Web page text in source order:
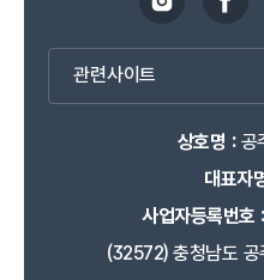
관련사이트
상호명 :공
대표자
사업자등록번호 :
(32572) 충청남도